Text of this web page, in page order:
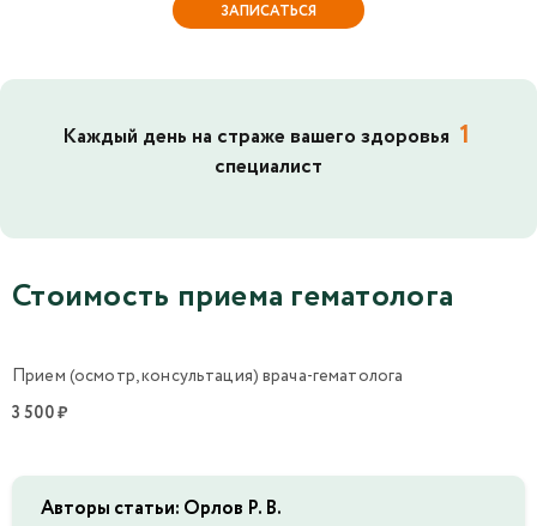
ЗАПИСАТЬСЯ
Каждый день на страже вашего здоровья 1
специалист
Стоимость приема гематолога
Прием (осмотр, консультация) врача-гематолога
3 500 ₽
Авторы статьи: Орлов Р. В.